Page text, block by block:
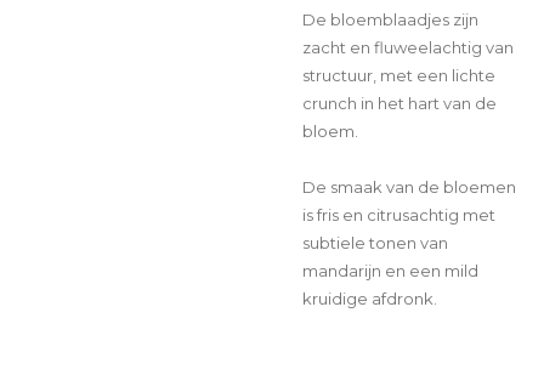
De bloemblaadjes zijn
zacht en fluweelachtig van
structuur, met een lichte
crunch in het hart van de
bloem.
De smaak van de bloemen
is fris en citrusachtig met
subtiele tonen van
mandarijn en een mild
kruidige afdronk.